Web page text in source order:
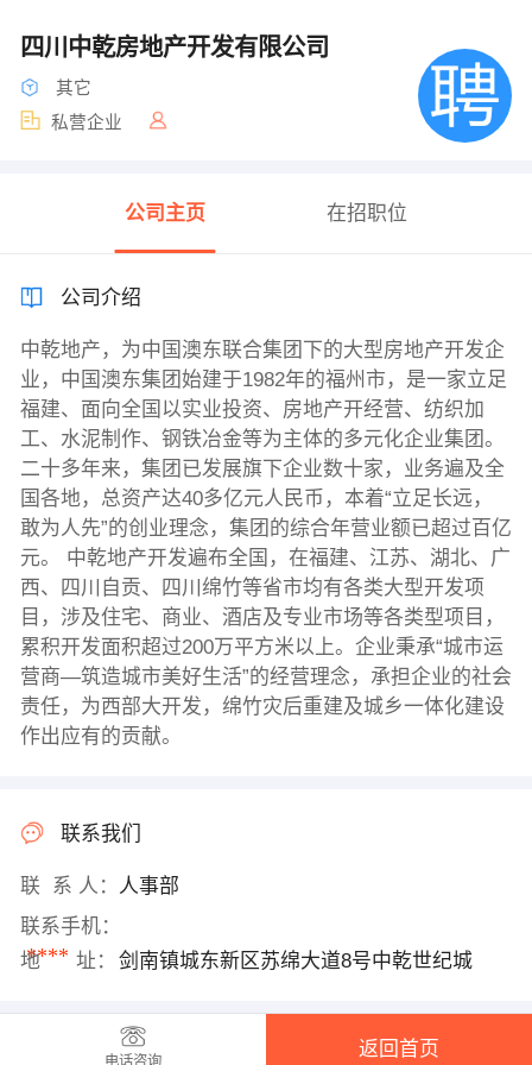
四川中乾房地产开发有限公司
其它
私营企业
公司主页 在招职位
公司介绍
中乾地产，为中国澳东联合集团下的大型房地产开发企
业，中国澳东集团始建于1982年的福州市，是一家立足
福建、面向全国以实业投资、房地产开经营、纺织加
工、水泥制作、钢铁冶金等为主体的多元化企业集团。
二十多年来，集团已发展旗下企业数十家，业务遍及全
国各地，总资产达40多亿元人民币，本着“立足长远，
敢为人先”的创业理念，集团的综合年营业额已超过百亿
元。 中乾地产开发遍布全国，在福建、江苏、湖北、广
西、四川自贡、四川绵竹等省市均有各类大型开发项
目，涉及住宅、商业、酒店及专业市场等各类型项目，
累积开发面积超过200万平方米以上。企业秉承“城市运
营商―筑造城市美好生活”的经营理念，承担企业的社会
责任，为西部大开发，绵竹灾后重建及城乡一体化建设
作出应有的贡献。
联系我们
联 系 人： 人事部
联系手机：
****
地 址： 剑南镇城东新区苏绵大道8号中乾世纪城
电话咨询
返回首页